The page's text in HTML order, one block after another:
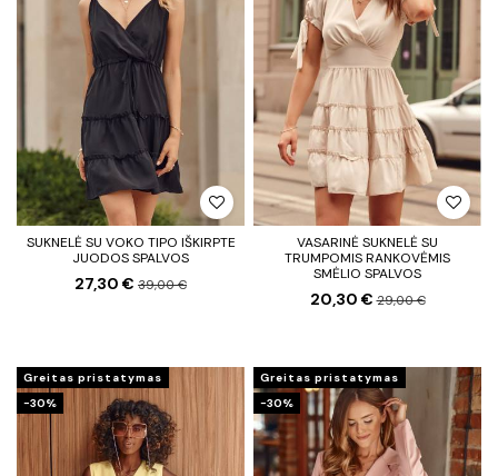
SUKNELĖ SU VOKO TIPO IŠKIRPTE
JUODOS SPALVOS
27,30 € 39,00 €
VASARINĖ SUKNELĖ SU
TRUMPOMIS RANKOVĖMIS
SMĖLIO SPALVOS
20,30 €29,00 €
Greitas pristatymas
−30%
Greitas pristatymas
−30%